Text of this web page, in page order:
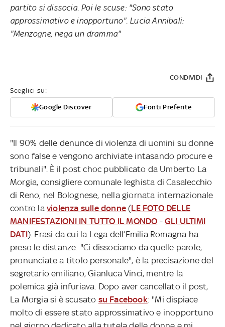
partito si dissocia. Poi le scuse: "Sono stato
approssimativo e inopportuno". Lucia Annibali:
"Menzogne, nega un dramma"
Sceglici su:
Google Discover Fonti Preferite
CONDIVIDI
"Il 90% delle denunce di violenza di uomini su donne
sono false e vengono archiviate intasando procure e
tribunali". È il post choc pubblicato da Umberto La
Morgia, consigliere comunale leghista di Casalecchio
di Reno, nel Bolognese, nella giornata internazionale
contro la violenza sulle donne (LE FOTO DELLE
MANIFESTAZIONI IN TUTTO IL MONDO -GLI ULTIMI
DATI). Frasi da cui la Lega dell’Emilia Romagna ha
preso le distanze: "Ci dissociamo da quelle parole,
pronunciate a titolo personale", è la precisazione del
segretario emiliano, Gianluca Vinci, mentre la
polemica già infuriava. Dopo aver cancellato il post,
La Morgia si è scusato su Facebook: "Mi dispiace
molto di essere stato approssimativo e inopportuno